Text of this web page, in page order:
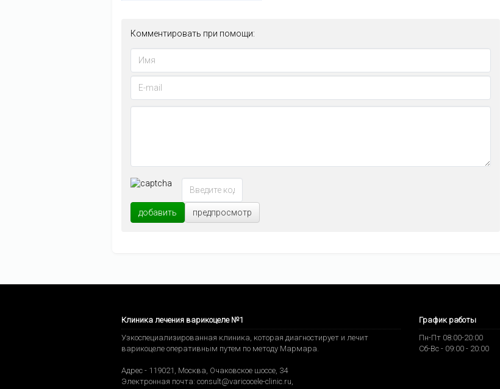
Комментировать при помощи:
добавить предпросмотр
Клиника лечения варикоцеле №1
Узкоспециализированная клиника, которая диагностирует и лечит
варикоцеле оперативным путем по методу Мармара.
Адрес - 119021 Москва Очаковское шоссе, 34
Электронная почта: consult@varicocele-clinic.ru
График работы
Пн-Пт 08:00-20:00
Сб-Вс - 09:00 - 20:00